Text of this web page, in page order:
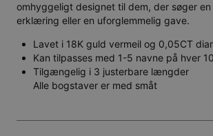
omhyggeligt designet til dem, der søger en
erklæring eller en uforglemmelig gave.
Lavet i 18K guld vermeil og 0,05CT
Kan tilpasses med 1-5 navne på hver
Tilgængelig i 3 justerbare længder
Alle bogstaver er med småt